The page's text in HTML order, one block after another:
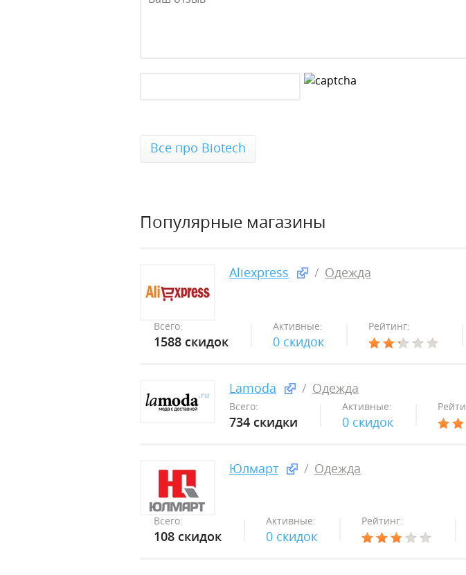
Все про Biotech
Популярные магазины
Aliexpress Одежда
Всего:
1588 скидок
Активные:
0 скидок
Рейтинг:
Lamoda Одежда
Всего:
734 скидки
Активные:
0 скидок
Юлмарт Одежда
Всего:
108 скидок
Активные:
0 скидок
Рейтинг: